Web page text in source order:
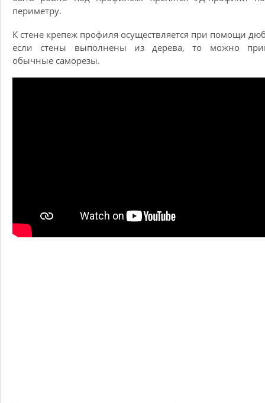
периметру.
К стене крепеж профиля осуществляется при помощи
если стены выполнены из дерева, то можно
обычные саморезы.